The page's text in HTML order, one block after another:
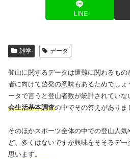
LINE
雑学 データ
登山に関するデータは遭難に関わるも
者に向けて啓発の意味もあるためでし
ータで言うと登山者数が統計されていな
会生活基本調査の中でその答えがありま
そのほかスポーツ全体の中での登山人
ど、多くはないですが興味をそそるデ
思います。